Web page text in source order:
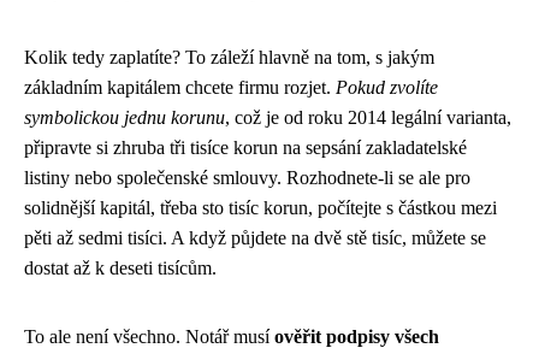
Kolik tedy zaplatíte? To záleží hlavně na tom, s jakým
základním kapitálem chcete firmu rozjet. Pokud zvolíte
symbolickou jednu korunu, což je od roku 2014 legální varianta,
připravte si zhruba tři tisíce korun na sepsání zakladatelské
listiny nebo společenské smlouvy. Rozhodnete-li se ale pro
solidnější kapitál, třeba sto tisíc korun, počítejte s částkou mezi
pěti až sedmi tisíci. A když půjdete na dvě stě tisíc, můžete se
dostat až k deseti tisícům.
To ale není všechno. Notář musíověřit podpisy všech